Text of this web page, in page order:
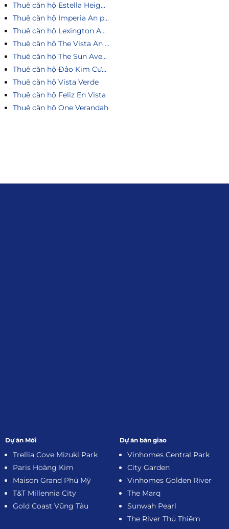
Thuê căn hộ Estella Heights
Thuê căn hộ Imperia An phú
Thuê căn hộ Lexington An Phú
Thuê căn hộ The Vista An Phú
Thuê căn hộ The Sun Avenue
Thuê căn hộ Đảo Kim Cương
Thuê căn hộ Vista Verde
Thuê căn hộ Feliz En Vista
Thuê căn hộ One Verandah
Dự án Mới
Trellia Cove Mizuki Park
Paris Hoàng Kim
Maison Grand Phú Mỹ
T&T Millennia City
Gold Coast Vũng Tàu
Dự án bàn giao
Vinhomes Central Park
City Garden
Vinhomes Golden River
The Marq
Sunwah Pearl
The River Thủ Thiêm